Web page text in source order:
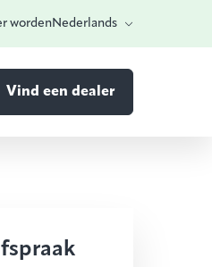
wordenNederlands
Vind een dealer